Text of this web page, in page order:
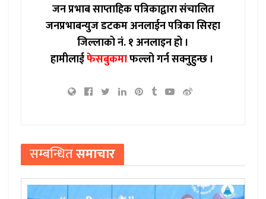
जन प्रभाब साप्ताहिक पत्रिकाद्वारा संचालित
जनप्रभाबन्युज डटकम अनलाईन पत्रिका सिरहा
जिल्लाको नं. १ अनलाइन हो ।
हामीलाईफेसबुकमाफल्लो गर्न सक्नुहुन्छ ।
सम्बन्धितसमाचार